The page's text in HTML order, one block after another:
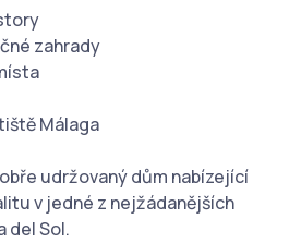
zahrady
Málaga
udržovaný dům nabízející
v jedné z nejžádanějších
del Sol.